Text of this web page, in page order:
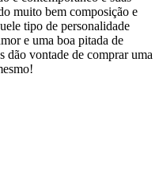
muito bem composição e
tipo de personalidade
e uma boa pitada de
dão vontade de comprar uma